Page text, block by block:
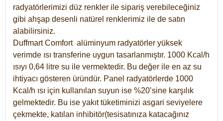
radyatörlerimizi düz renkler ile sipariş verebileceğiniz
gibi ahşap desenli natürel renklerimiz ile de satın
alabilirsiniz.
Duffmart Comfort alüminyum radyatörler yüksek
verimde ısı transferine uygun tasarlanmıştır. 1000 Kcal/h
ısıyı 0,64 litre su ile vermektedir. Bu değer ile en az su
ihtiyacı gösteren üründür. Panel radyatörlerde 1000
Kcal/h ısı için kullanılan suyun ise %20’sine karşılık
gelmektedir. Bu ise yakıt tüketiminizi asgari seviyelere
çekmekte, katılan inhibitör(tesisatınıza katacağınız